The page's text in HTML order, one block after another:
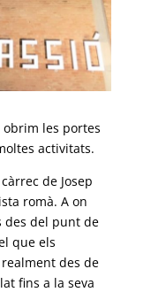
les portes
activitats.
de Josep
romà. A on
des del punt de
que els
des de
fins a la seva